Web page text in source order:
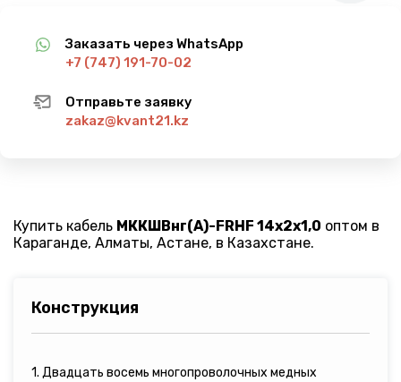
Заказать через WhatsApp
+7 (747) 191-70-02
Отправьте заявку
zakaz@kvant21.kz
Купить кабель МККШВнг(A)-FRHF 14х2х1,0 оптом в
Караганде, Алматы, Астане, в Казахстане.
Конструкция
1. Двадцать восемь многопроволочных медных